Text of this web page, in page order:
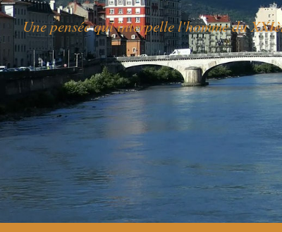
Une pensée qui interpelle l'homme du